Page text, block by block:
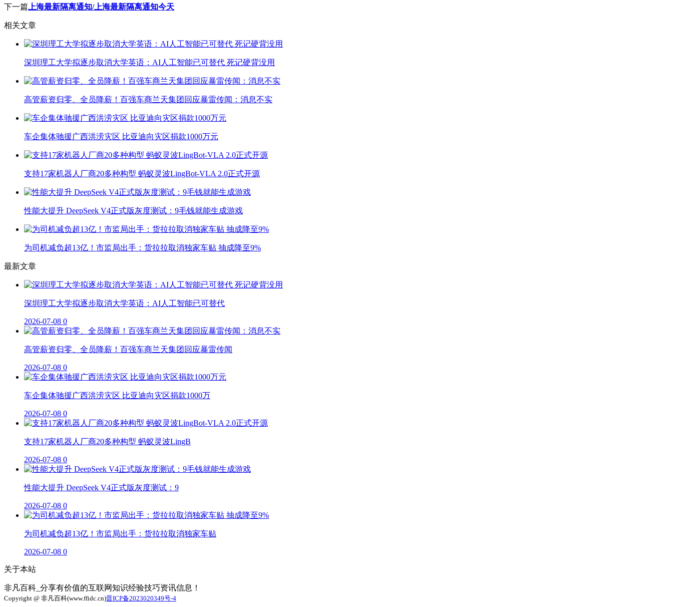
下一篇 上海最新隔离通知/上海最新隔离通知今天
相关文章
深圳理工大学拟逐步取消大学英语：AI人工智能已可替代 死记硬背没用
高管薪资归零、全员降薪！百强车商兰天集团回应暴雷传闻：消息不实
车企集体驰援广西洪涝灾区 比亚迪向灾区捐款1000万元
支持17家机器人厂商20多种构型 蚂蚁灵波LingBot-VLA 2.0正式开源
性能大提升 DeepSeek V4正式版灰度测试：9毛钱就能生成游戏
为司机减负超13亿！市监局出手：货拉拉取消独家车贴 抽成降至9%
最新文章
深圳理工大学拟逐步取消大学英语：AI人工智能已可替代
2026-07-08 0
高管薪资归零、全员降薪！百强车商兰天集团回应暴雷传闻
2026-07-08 0
车企集体驰援广西洪涝灾区 比亚迪向灾区捐款1000万
2026-07-08 0
支持17家机器人厂商20多种构型 蚂蚁灵波LingB
2026-07-08 0
性能大提升 DeepSeek V4正式版灰度测试：9
2026-07-08 0
为司机减负超13亿！市监局出手：货拉拉取消独家车贴
2026-07-08 0
关于本站
非凡百科_分享有价值的互联网知识经验技巧资讯信息！
Copyright @ 非凡百科(www.ffidc.cn)晋ICP备2023020349号-4